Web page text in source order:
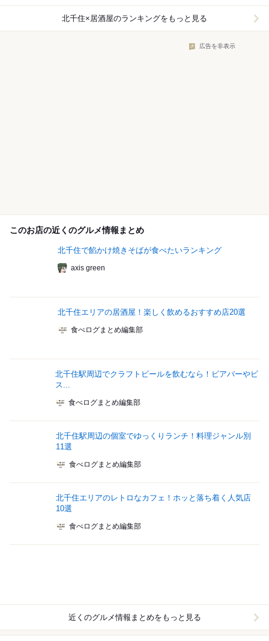
北千住×居酒屋のランキングをもっと見る
広告を非表示
このお店の近くのグルメ情報まとめ
北千住で餡かけ焼きそばが食べたいランキング
axis green
北千住エリアの居酒屋！楽しく飲めるおすすめ店20選
食べログまとめ編集部
北千住駅周辺でクラフトビールを飲むなら！ビアバーやビ
ス...
食べログまとめ編集部
北千住駅周辺の個室でゆっくりランチ！料理ジャンル別
11選
食べログまとめ編集部
北千住エリアのレトロなカフェ！ホッと落ち着く人気店
10選
食べログまとめ編集部
近くのグルメ情報まとめをもっと見る